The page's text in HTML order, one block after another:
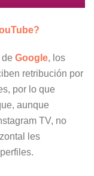
Google, los
retribución por
por lo que
aunque
TV, no
les